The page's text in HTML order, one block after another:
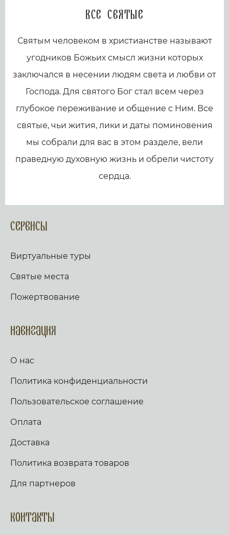
Все святые
Святым человеком в христианстве называют
угодников Божьих смысл жизни которых
заключался в несении людям света и любви от
Господа. Для святого Бог стал всем через
глубокое переживание и общение с Ним. Все
святые, чьи жития, лики и даты поминовения
мы собрали для вас в этом разделе, вели
праведную духовную жизнь и обрели чистоту
сердца.
Сервисы
Виртуальные туры
Святые места
Пожертвование
Навигация
О нас
Политика конфиденциальности
Пользовательское соглашение
Оплата
Доставка
Политика возврата товаров
Для партнеров
Контакты